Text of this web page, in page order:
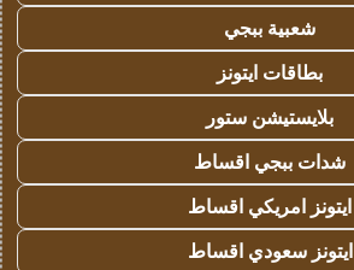
شعبية ببجي
بطاقات ايتونز
بلايستيشن ستور
شدات ببجي اقساط
ايتونز امريكي اقساط
ايتونز سعودي اقساط